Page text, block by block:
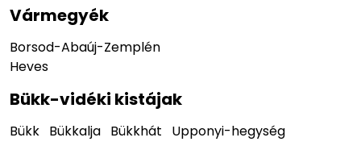
Vármegyék
Borsod-Abaúj-Zemplén
Heves
Bükk-vidéki kistájak
Bükk Bükkalja Bükkhát Upponyi-hegység